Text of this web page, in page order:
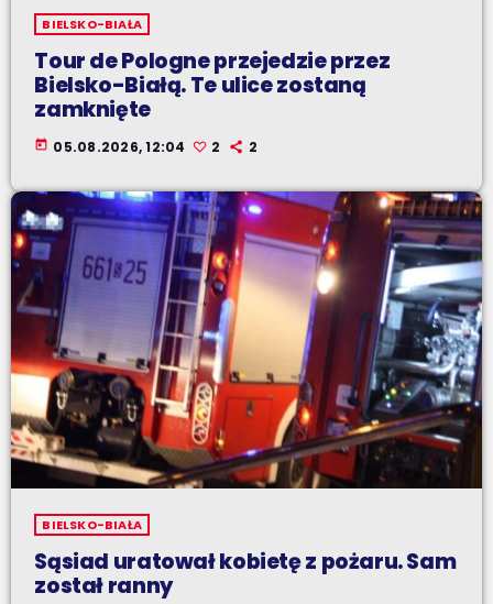
BIELSKO-BIAŁA
Tour de Pologne przejedzie przez
Bielsko-Białą. Te ulice zostaną
zamknięte
today 05.08.2026, 12:04 2 2
BIELSKO-BIAŁA
Sąsiad uratował kobietę z pożaru. Sam
został ranny